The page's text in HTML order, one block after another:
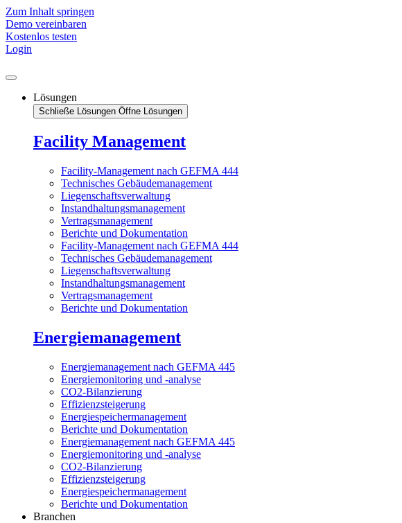
Zum Inhalt springen
Demo vereinbaren
Kostenlos testen
Login
Lösungen
Schließe Lösungen Öffne Lösungen
Facility Management
Facility-Management nach GEFMA 444
Technisches Gebäudemanagement
Liegenschaftsverwaltung
Instandhaltungsmanagement
Vertragsmanagement
Berichte und Dokumentation
Facility-Management nach GEFMA 444
Technisches Gebäudemanagement
Liegenschaftsverwaltung
Instandhaltungsmanagement
Vertragsmanagement
Berichte und Dokumentation
Energiemanagement
Energiemanagement nach GEFMA 445
Energiemonitoring und -analyse
CO2-Bilanzierung
Effizienzsteigerung
Energiespeichermanagement
Berichte und Dokumentation
Energiemanagement nach GEFMA 445
Energiemonitoring und -analyse
CO2-Bilanzierung
Effizienzsteigerung
Energiespeichermanagement
Berichte und Dokumentation
Branchen